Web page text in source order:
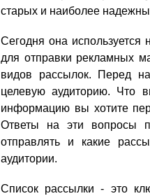
старых и наиболее
Сегодня она
для отправки рекламных
видов рассылок. Перед
целевую аудиторию. Что
информацию вы хотите
Ответы на эти вопросы
отправлять и какие
аудитории.
Список рассылки - это